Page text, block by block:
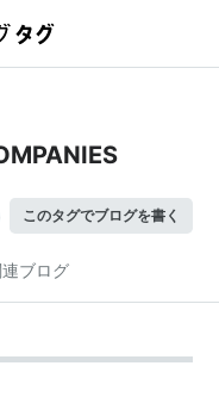
このタグでブログを書く
ブログ